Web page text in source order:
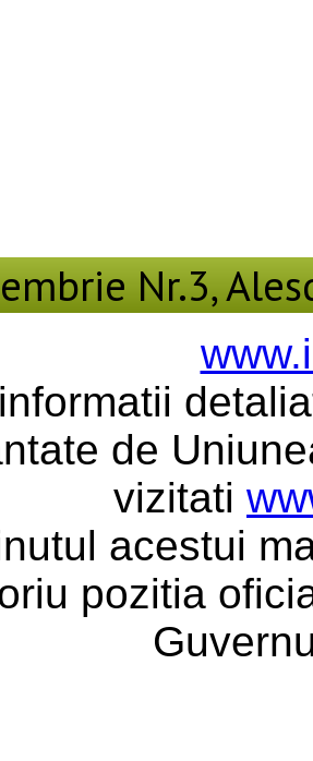
Nr.3,
de
vizitati
acestui
pozitia